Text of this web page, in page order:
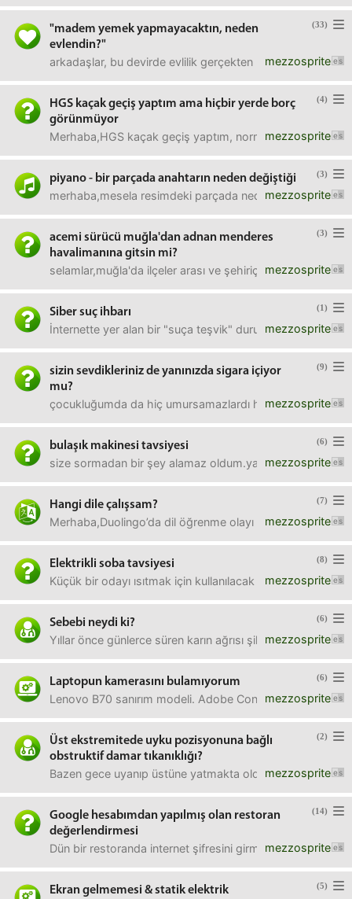
(33)
"madem yemek yapmayacaktın, neden
evlendin?"
mezzosprite
arkadaşlar, bu devirde evlilik gerçekten hala bu mu
(4)
HGS kaçak geçiş yaptım ama hiçbir yerde borç
görünmüyor
mezzosprite
Merhaba,HGS kaçak geçiş yaptım, normalde HGS
(3)
piyano - bir parçada anahtarın neden değiştiği
mezzosprite
merhaba,mesela resimdeki parçada neden sol
(3)
acemi sürücü muğla'dan adnan menderes
havalimanına gitsin mi?
mezzosprite
selamlar,muğla'da ilçeler arası ve şehiriçi rahat
(1)
Siber suç ihbarı
mezzosprite
İnternette yer alan bir "suça teşvik" durumunu bildirmek
(9)
sizin sevdikleriniz de yanınızda sigara içiyor
mu?
mezzosprite
çocukluğumda da hiç umursamazlardı hatırlarım. evde
(6)
bulaşık makinesi tavsiyesi
mezzosprite
size sormadan bir şey alamaz oldum.yalnız yaşayan ve
(7)
Hangi dile çalışsam?
mezzosprite
Merhaba,Duolingo’da dil öğrenme olayı çok sardı
(8)
Elektrikli soba tavsiyesi
mezzosprite
Küçük bir odayı ısıtmak için kullanılacak elektrikli soba/
(6)
Sebebi neydi ki?
mezzosprite
Yıllar önce günlerce süren karın ağrısı şikayetiyle karın
(6)
Laptopun kamerasını bulamıyorum
mezzosprite
Lenovo B70 sanırım modeli. Adobe Connect ile uzaktan
(2)
Üst ekstremitede uyku pozisyonuna bağlı
obstruktif damar tıkanıklığı?
mezzosprite
Bazen gece uyanıp üstüne yatmakta olduğum kolumu
(14)
Google hesabımdan yapılmış olan restoran
değerlendirmesi
mezzosprite
Dün bir restoranda internet şifresini girmesi için garsona
(5)
Ekran gelmemesi & statik elektrik